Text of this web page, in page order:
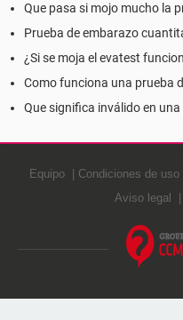
Que pasa si mojo mucho la
Prueba de embarazo
¿Si se moja el evatest
Como funciona una prueba
Que significa inválido en
Equipo Condiciones de uso
Aviso legal